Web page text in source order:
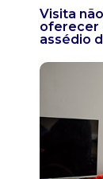
Visita
oferecer
assédio